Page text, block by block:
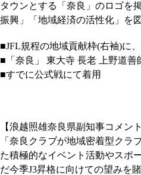
タウンとする「奈良」のロゴを
振興」「地域経済の活性化」を
■JFL規程の地域貢献枠(右袖)に
■「奈良」 東大寺 長老 上野道善
■すでに公式戦にて着用
【浪越照雄奈良県副知事コメント
「奈良クラブが地域密着型ク
た積極的なイベント活動やスポ
だ今季J3昇格に向けての望みを